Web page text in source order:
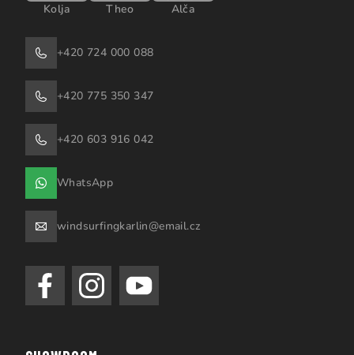
Kolja Theo Alča
+420 724 000 088
+420 775 350 347
+420 603 916 042
WhatsApp
windsurfingkarlin@email.cz